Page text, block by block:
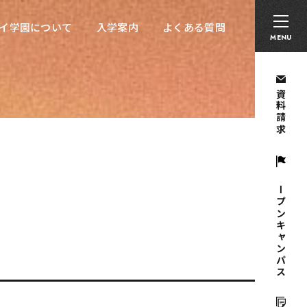
MENU
学園について 入学案内 よくある質問
資料請求
オープンキャンパス
採用担当者の方へ 留学生の方へ
学園について 入学案内 よくある質問